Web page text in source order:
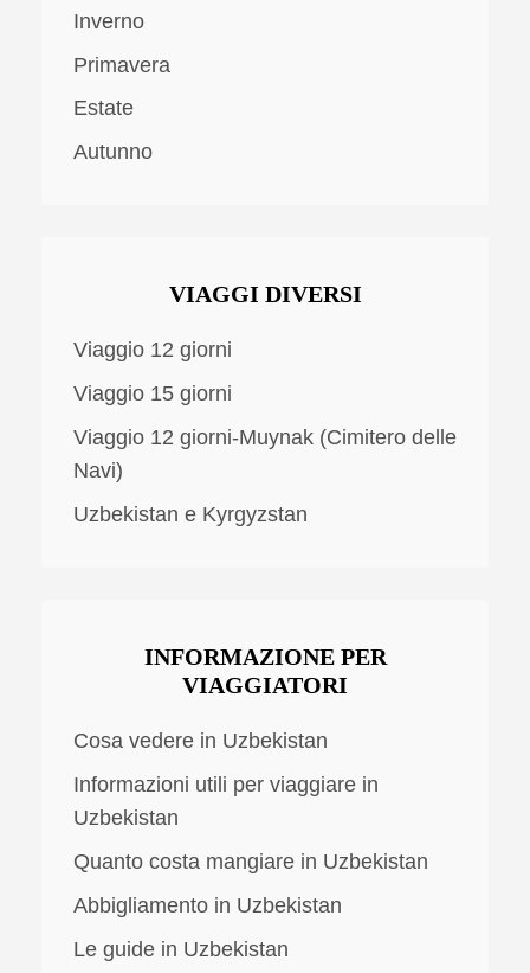
Inverno
Primavera
Estate
Autunno
VIAGGI DIVERSI
Viaggio 12 giorni
Viaggio 15 giorni
Viaggio 12 giorni-Muynak (Cimitero delle
Navi)
Uzbekistan e Kyrgyzstan
INFORMAZIONE PER
VIAGGIATORI
Cosa vedere in Uzbekistan
Informazioni utili per viaggiare in
Uzbekistan
Quanto costa mangiare in Uzbekistan
Abbigliamento in Uzbekistan
Le guide in Uzbekistan